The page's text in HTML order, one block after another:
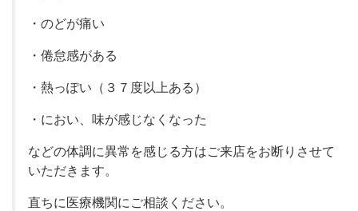
・のどが痛い
・倦怠感がある
・熱っぽい（３７度以上ある）
・におい、味が感じなくなった
などの体調に異常を感じる方はご来店をお断りさせて
いただきます。
直ちに医療機関にご相談ください。